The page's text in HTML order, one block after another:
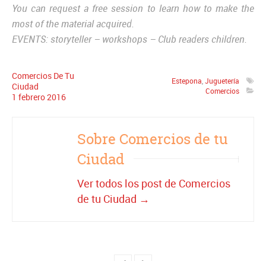
You can request a free session to learn how to make the
most of the material acquired.
EVENTS:storyteller – workshops – Club readers children.
Comercios De Tu
Ciudad
1 febrero2016
Estepona Juguetería
Comercios
Sobre Comercios de tu
Ciudad
Ver todos los post de Comercios
de tu Ciudad →